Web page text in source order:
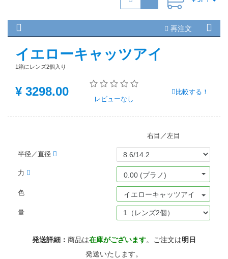
再注文
イエローキャッツアイ
1箱にレンズ2個入り
¥ 3298.00
レビューなし
比較する！
右目／左目
半径／直径
力 0.00 (プラノ)
色 イエローキャッツアイ
量
発送詳細： 商品は在庫がございます。ご注文は明日
発送いたします。